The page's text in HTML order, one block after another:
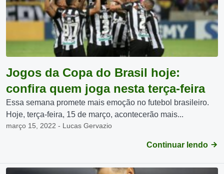
Jogos da Copa do Brasil hoje:
confira quem joga nesta terça-feira
Essa semana promete mais emoção no futebol brasileiro.
Hoje, terça-feira, 15 de março, acontecerão mais...
março 15, 2022 - Lucas Gervazio
Continuar lendo